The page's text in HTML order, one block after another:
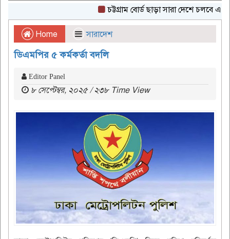
চট্টগ্রাম বোর্ড ছাড়া সারা দেশে চলবে
Home সারাদেশ
ডিএমপির ৫ কর্মকর্তা বদলি
Editor Panel
৮ সেপ্টেম্বর, ২০২৫ / ২৩৮ Time View